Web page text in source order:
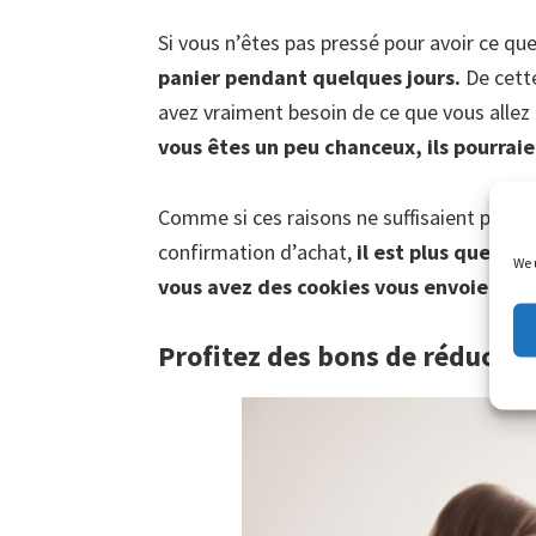
Si vous n’êtes pas pressé pour avoir ce
panier pendant quelques jours. De
avez vraiment besoin de ce que vous
vous êtes un peu chanceux, ils
Comme si ces raisons ne suffisaient pas,
confirmation d’achat, il est plus que
vous avez des cookies vous envoient
Profitez des bons de